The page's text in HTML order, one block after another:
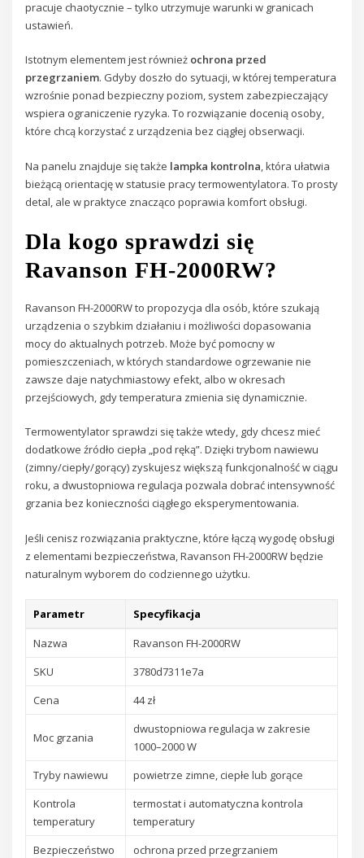
pracuje chaotycznie – tylko utrzymuje warunki w granicach
ustawień.
Istotnym elementem jest również ochrona przed
przegrzaniem. Gdyby doszło do sytuacji, w której temperatura
wzrośnie ponad bezpieczny poziom, system zabezpieczający
wspiera ograniczenie ryzyka. To rozwiązanie docenią osoby,
które chcą korzystać z urządzenia bez ciągłej obserwacji.
Na panelu znajduje się także lampka kontrolna , która ułatwia
bieżącą orientację w statusie pracy termowentylatora. To prosty
detal, ale w praktyce znacząco poprawia komfort obsługi.
Dla kogo sprawdzi się
Ravanson FH-2000RW?
Ravanson FH-2000RW to propozycja dla osób, które szukają
urządzenia o szybkim działaniu i możliwości dopasowania
mocy do aktualnych potrzeb. Może być pomocny w
pomieszczeniach, w których standardowe ogrzewanie nie
zawsze daje natychmiastowy efekt, albo w okresach
przejściowych, gdy temperatura zmienia się dynamicznie.
Termowentylator sprawdzi się także wtedy, gdy chcesz mieć
dodatkowe źródło ciepła „pod ręką”. Dzięki trybom nawiewu
(zimny/ciepły/gorący) zyskujesz większą funkcjonalność w ciągu
roku, a dwustopniowa regulacja pozwala dobrać intensywność
grzania bez konieczności ciągłego eksperymentowania.
Jeśli cenisz rozwiązania praktyczne, które łączą wygodę obsługi
z elementami bezpieczeństwa, Ravanson FH-2000RW będzie
naturalnym wyborem do codziennego użytku.
Parametr
Specyfikacja
Nazwa
Ravanson FH-2000RW
SKU
3780d7311e7a
Cena
44 zł
Moc grzania
dwustopniowa regulacja w zakresie
1000–2000 W
Tryby nawiewu
powietrze zimne, ciepłe lub gorące
Kontrola
temperatury
termostat i automatyczna kontrola
temperatury
Bezpieczeństwo
ochrona przed przegrzaniem